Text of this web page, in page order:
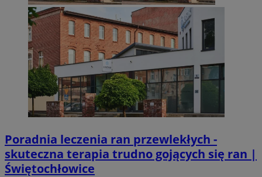
Poradnia leczenia ran przewlekłych -
skuteczna terapia trudno gojących się ran |
Świętochłowice